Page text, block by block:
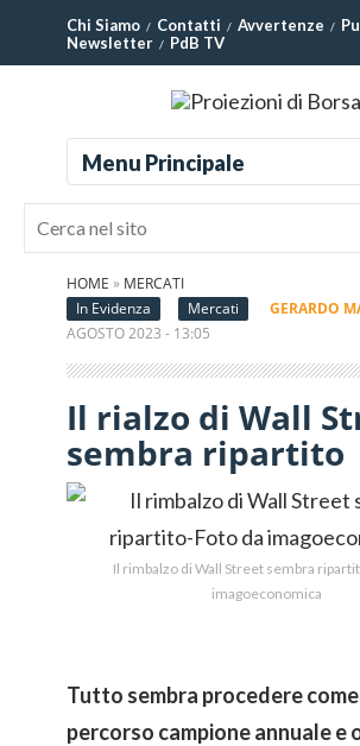
Chi Siamo Contatti Avvertenze
Newsletter
PdB TV
HOME » MERCATI
In Evidenza
Mercati GERARDO
AGOSTO 2023 - 13:05
Il rialzo di Wall
sembra ripartito
Il rimbalzo di Wall Street sembra
imagoeconomica
Tutto sembra procedere
percorso campione annuale e